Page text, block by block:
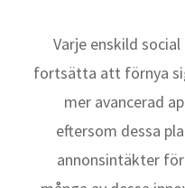
Varje enskild
fortsätta att förnya
mer avancerad
eftersom dessa
annonsintäkter